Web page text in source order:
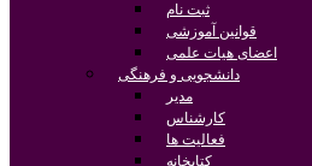
ثبت نام
قوانین آموزشی
اعضای هیات علمی
دانشجویی و فرهنگی
مدیر
کارشناس
فعالیت ها
کتابخانه